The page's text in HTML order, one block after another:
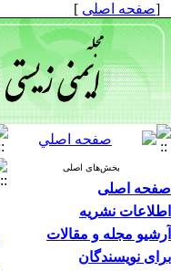
[صفحه اصلی ]
بخش‌های اصلی
صفحه اصلی
اطلاعات نشریه
آرشیو مجله و مقالات
برای نویسندگان